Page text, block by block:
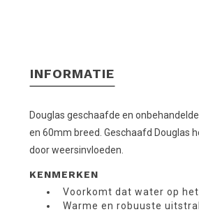
INFORMATIE
Douglas geschaafde en
en 60mm breed. Geschaafd Douglas
door weersinvloeden.
KENMERKEN
Voorkomt dat water op
Warme en robuuste